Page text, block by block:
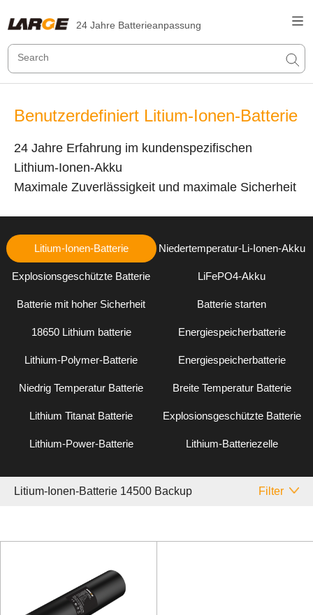
24 Jahre Batterieanpassung
Benutzerdefiniert Litium-Ionen-Batterie
24 Jahre Erfahrung im kundenspezifischen
Lithium-Ionen-Akku
Maximale Zuverlässigkeit und maximale Sicherheit
Litium-Ionen-Batterie Niedertemperatur-Li-Ionen-Akku
Explosionsgeschützte Batterie LiFePO4-Akku
Batterie mit hoher Sicherheit Batterie starten
18650 Lithium batterie Energiespeicherbatterie
Lithium-Polymer-Batterie Energiespeicherbatterie
Niedrig Temperatur Batterie Breite Temperatur Batterie
Lithium Titanat Batterie Explosionsgeschützte Batterie
Lithium-Power-Batterie Lithium-Batteriezelle
Litium-Ionen-Batterie 14500 Backup Filter